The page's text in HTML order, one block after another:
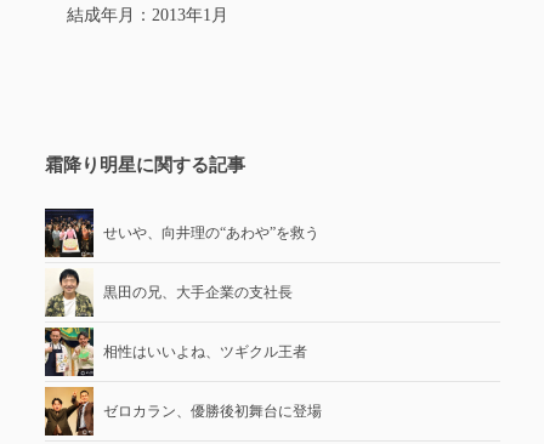
結成年月：2013年1月
霜降り明星に関する記事
せいや、向井理の“あわや”を救う
黒田の兄、大手企業の支社長
相性はいいよね、ツギクル王者
ゼロカラン、優勝後初舞台に登場